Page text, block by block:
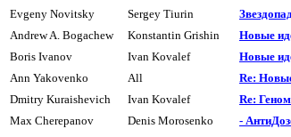
Evgeny Novitsky Sergey Tiurin
Andrew A. Bogachew Konstantin Grishin Hовые
Boris Ivanov Ivan Kovalef Hовые
Ann Yakovenko All Re:
Dmitry Kuraishevich Ivan Kovalef Re: Геном
Max Cherepanov Denis Morosenko -